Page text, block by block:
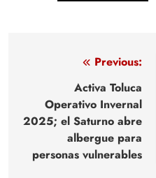
Navegación
entradas
Previous:
Activa Toluca
Operativo Invernal
2025; el Saturno abre
albergue para
personas vulnerables